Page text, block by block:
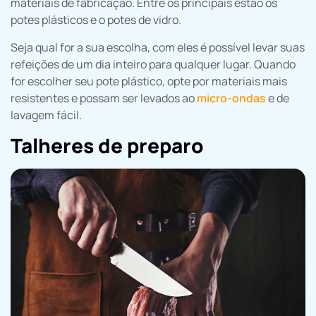
potes plásticos e o potes de vidro.
Seja qual for a sua escolha, com eles é possível levar suas
refeições de um dia inteiro para qualquer lugar. Quando
for escolher seu pote plástico, opte por materiais mais
resistentes e possam ser levados aomicro-ondase de
lavagem fácil.
Talheres de preparo